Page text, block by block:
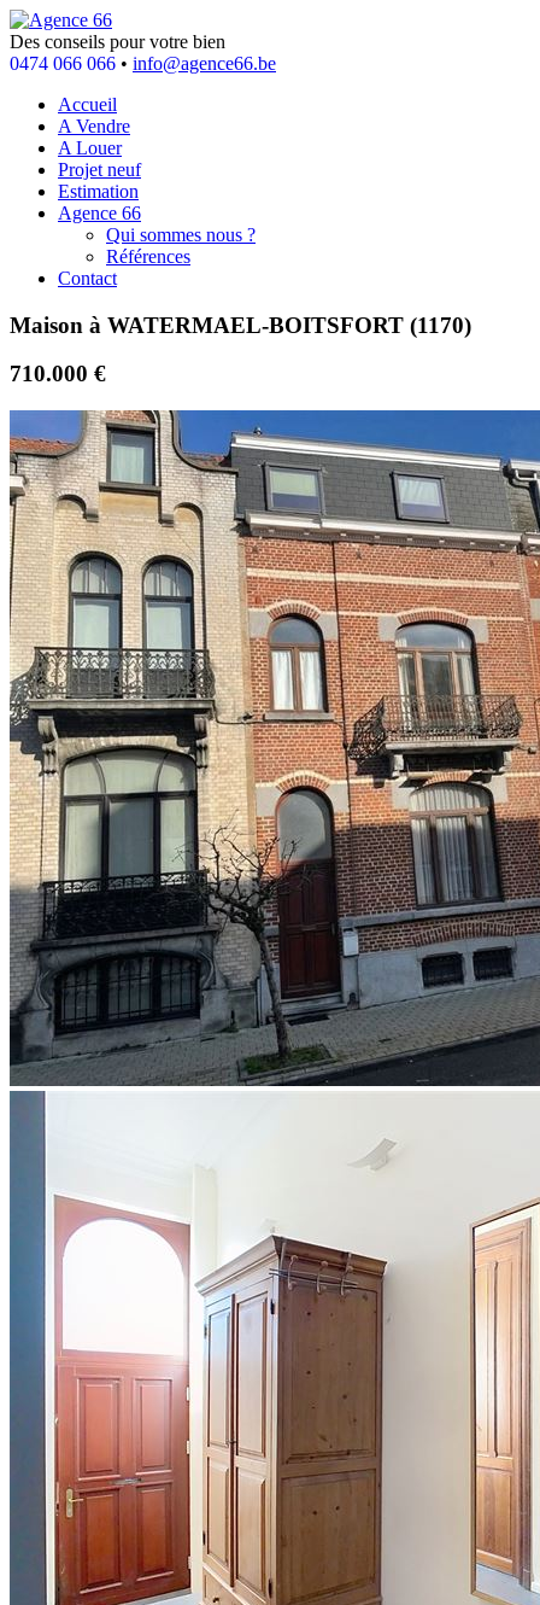
Des conseils pour votre bien
0474 066 066 • info@agence66.be
Accueil
A Vendre
A Louer
Projet neuf
Estimation
Agence 66
Qui sommes nous ?
Références
Contact
Maison à WATERMAEL-BOITSFORT (1170)
710.000 €